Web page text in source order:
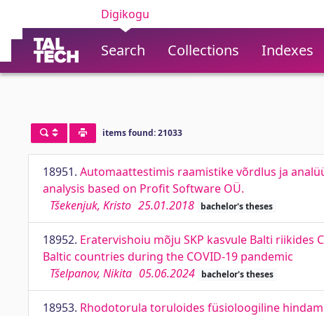
Digikogu
Search Collections Indexes
items found: 21033
18951. Automaattestimis raamistike võrdlus ja
analysis based on Profit Software OÜ.
Tšekenjuk, Kristo 25.01.2018 bachelor's theses
18952. Eratervishoiu mõju SKP kasvule Balti riikides
Baltic countries during the COVID-19 pandemic
Tšelpanov, Nikita 05.06.2024 bachelor's theses
18953. Rhodotorula toruloides füsioloogiline